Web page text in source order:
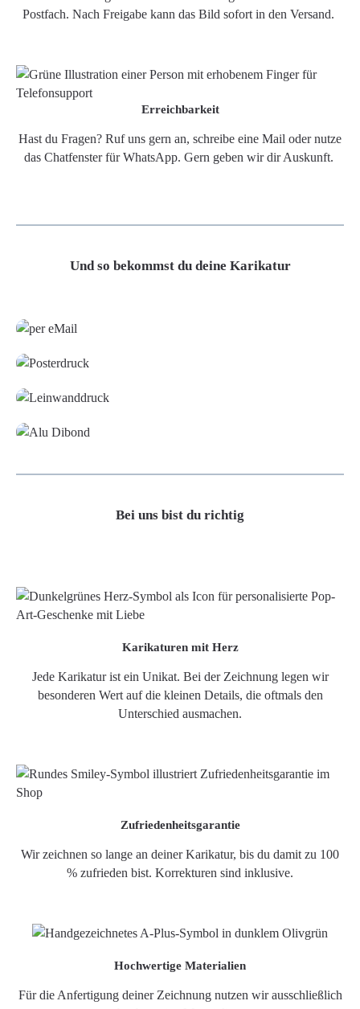
Postfach. Nach Freigabe kann das Bild sofort in den Versand.
Erreichbarkeit
Hast du Fragen? Ruf uns gern an, schreibe eine Mail oder nutze
das Chatfenster für WhatsApp. Gern geben wir dir Auskunft.
Und so bekommst du deine Karikatur
Bei uns bist du richtig
Karikaturen mit Herz
Jede Karikatur ist ein Unikat. Bei der Zeichnung legen wir
besonderen Wert auf die kleinen Details, die oftmals den
Unterschied ausmachen.
Zufriedenheitsgarantie
Wir zeichnen so lange an deiner Karikatur, bis du damit zu 100
% zufrieden bist. Korrekturen sind inklusive.
Hochwertige Materialien
Für die Anfertigung deiner Zeichnung nutzen wir ausschließlich